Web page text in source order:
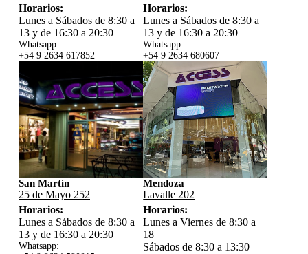
Horarios:
Lunes a Sábados de 8:30 a
13 y de 16:30 a 20:30
Whatsapp:
+54 9 2634 617852
Horarios:
Lunes a Sábados de 8:30 a
13 y de 16:30 a 20:30
Whatsapp:
+54 9 2634 680607
San Martín
25 de Mayo 252
Horarios:
Lunes a Sábados de 8:30 a
13 y de 16:30 a 20:30
Whatsapp:
Mendoza
Lavalle 202
Horarios:
Lunes a Viernes de 8:30 a
18
Sábados de 8:30 a 13:30